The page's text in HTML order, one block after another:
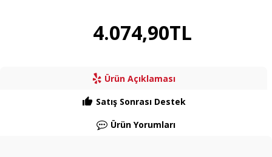
4.074,90TL
Ürün Açıklaması
Satış Sonrası Destek
Ürün Yorumları